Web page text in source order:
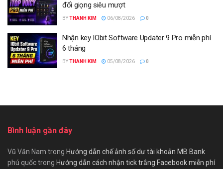
đổi giọng siêu mượt
BYTHANH KIM 06/08/2026 0
Nhận key IObit Software Updater 9 Pro miễn phí
6 tháng
BYTHANH KIM 05/08/2026 0
Bình luận gần đây
Vũ Văn Nam trong Hướng dẫn chế ảnh số dư tài khoản MB Bank
phú quốctrong Hướng dẫn cách nhận tick trắng Facebook miễn phí